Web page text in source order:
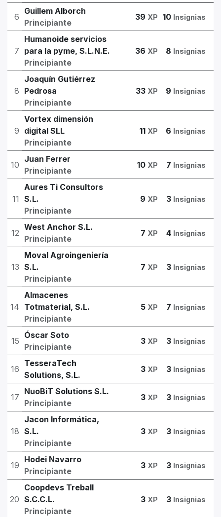
6
Guillem Alborch
Principiante
39 XP 10 Insignias
7
Humanoide servicios
para la pyme, S.L.N.E.
Principiante
36 XP 8 Insignias
8
Joaquín Gutiérrez
Pedrosa
Principiante
33 XP 9 Insignias
9
Vortex dimensión
digital SLL
Principiante
11 XP 6 Insignias
10
Juan Ferrer
Principiante
10 XP 7 Insignias
11
Aures Ti Consultors
S.L.
Principiante
9 XP 3 Insignias
12
West Anchor S.L.
Principiante
7 XP 4 Insignias
13
Moval Agroingeniería
S.L.
Principiante
7 XP 3 Insignias
14
Almacenes
Totmaterial, S.L.
Principiante
5 XP 7 Insignias
15
Óscar Soto
Principiante
3 XP 3 Insignias
16
TesseraTech
Solutions, S.L.
3 XP 3 Insignias
17
NuoBiT Solutions S.L.
Principiante
3 XP 3 Insignias
18
Jacon Informática,
S.L.
Principiante
3 XP 3 Insignias
19
Hodei Navarro
Principiante
3 XP 3 Insignias
20
Coopdevs Treball
S.C.C.L.
Principiante
3 XP 3 Insignias